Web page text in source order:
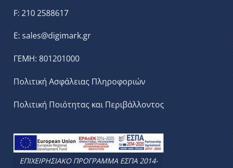
F: 210 2588617
E: sales@digimark.gr
ΓΕΜΗ: 801201000
Πολιτική Ασφάλειας Πληροφοριών
Πολιτική Ποιότητας και Περιβάλλοντος
ΕΠΙΧΕΙΡΗΣΙΑΚΟ ΠΡΟΓΡΑΜΜΑ ΕΣΠΑ 2014-